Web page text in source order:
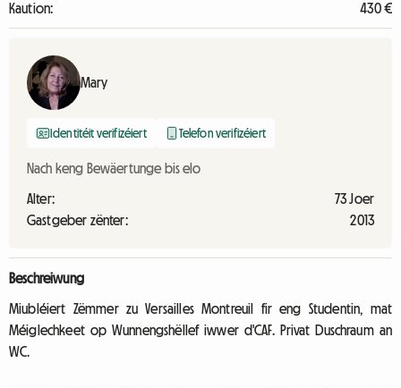
Kaution:
430 €
Mary
Identitéit verifizéiert Telefon verifizéiert
Nach keng Bewäertunge bis elo
Alter:
73 Joer
Gastgeber zënter:
2013
Beschreiwung
Miubléiert Zëmmer zu Versailles Montreuil fir eng Studentin, mat
Méiglechkeet op Wunnengshëllef iwwer d'CAF. Privat Duschraum an
WC.